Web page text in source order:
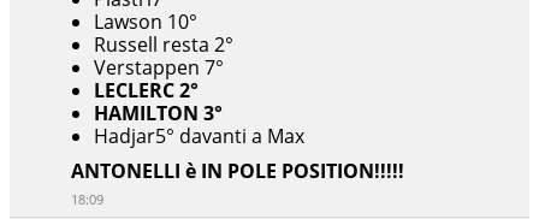
Lawson 10°
Russell resta 2°
Verstappen 7°
LECLERC 2°
HAMILTON 3°
Hadjar5° davanti a Max
ANTONELLI è IN POLE POSITION!!!!!
18:09